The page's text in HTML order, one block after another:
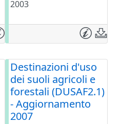
2003
Destinazioni d'uso
dei suoli agricoli e
forestali (DUSAF2.1)
- Aggiornamento
2007